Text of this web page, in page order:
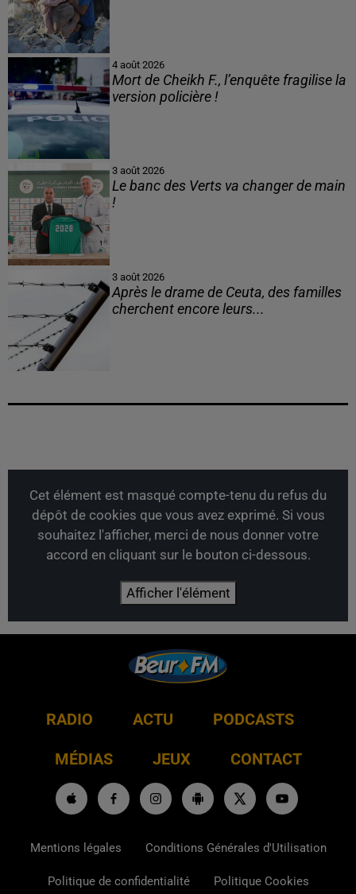
4 août 2026
Mort de Cheikh F., l’enquête fragilise la
version policière !
3 août 2026
Le banc des Verts va changer de main
!
3 août 2026
Après le drame de Ceuta, des familles
cherchent encore leurs...
Cet élément est masqué compte-tenu du refus du
dépôt de cookies que vous avez exprimé. Si vous
souhaitez l'afficher, merci de nous donner votre
accord en cliquant sur le bouton ci-dessous.
Afficher l'élément
RADIO ACTU PODCASTS
MÉDIAS JEUX CONTACT
Mentions légales Conditions Générales d'Utilisation
Politique de confidentialité Politique Cookies